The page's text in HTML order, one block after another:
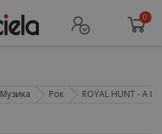
0
Музика Рок ROYAL HUNT - A